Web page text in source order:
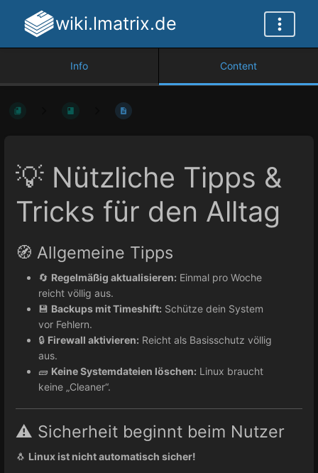
wiki.lmatrix.de
Info Content
💡 Nützliche Tipps &
Tricks für den Alltag
🧭 Allgemeine Tipps
🔄 Regelmäßig aktualisieren: Einmal pro Woche
reicht völlig aus.
💾 Backups mit Timeshift: Schütze dein System
vor Fehlern.
🔒 Firewall aktivieren: Reicht als Basisschutz völlig
aus.
🧱 Keine Systemdateien löschen: Linux braucht
keine „Cleaner“.
⚠️ Sicherheit beginnt beim Nutzer
🐧 Linux ist nicht automatisch sicher!